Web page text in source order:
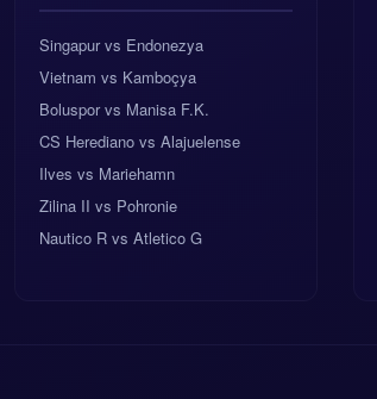
Singapur vs Endonezya
Vietnam vs Kamboçya
Boluspor vs Manisa F.K.
CS Herediano vs Alajuelense
Ilves vs Mariehamn
Zilina II vs Pohronie
Nautico R vs Atletico G